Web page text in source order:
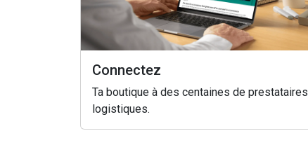
Connectez
Ta boutique à des centaines de prestataires
logistiques.